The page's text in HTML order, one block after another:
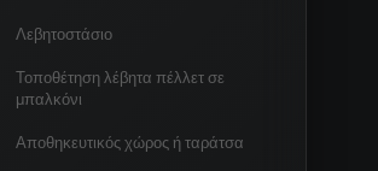
Λεβητοστάσιο
Τοποθέτηση λέβητα πέλλετ σε
μπαλκόνι
Αποθηκευτικός χώρος ή ταράτσα